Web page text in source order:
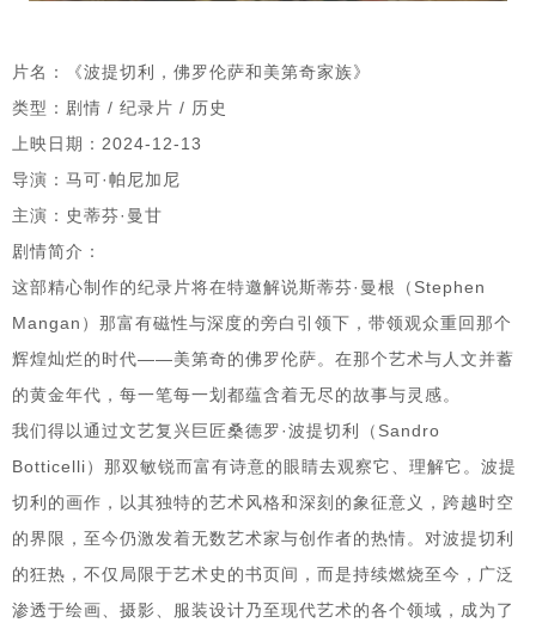
片名：《波提切利，佛罗伦萨和美第奇家族》
类型：剧情 / 纪录片 / 历史
上映日期：2024-12-13
导演：马可·帕尼加尼
主演：史蒂芬·曼甘
剧情简介：
这部精心制作的纪录片将在特邀解说斯蒂芬·曼根（Stephen
Mangan）那富有磁性与深度的旁白引领下，带领观众重回那个
辉煌灿烂的时代——美第奇的佛罗伦萨。在那个艺术与人文并蓄
的黄金年代，每一笔每一划都蕴含着无尽的故事与灵感。
我们得以通过文艺复兴巨匠桑德罗·波提切利（Sandro
Botticelli）那双敏锐而富有诗意的眼睛去观察它、理解它。波提
切利的画作，以其独特的艺术风格和深刻的象征意义，跨越时空
的界限，至今仍激发着无数艺术家与创作者的热情。对波提切利
的狂热，不仅局限于艺术史的书页间，而是持续燃烧至今，广泛
渗透于绘画、摄影、服装设计乃至现代艺术的各个领域，成为了